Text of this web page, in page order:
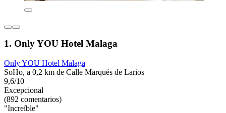
1. Only YOU Hotel Malaga
Only YOU Hotel Malaga
SoHo, a 0,2 km de Calle Marqués de Larios
9,6/10
Excepcional
(892 comentarios)
"Increíble"